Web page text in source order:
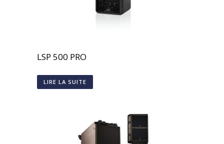
LSP 500 PRO
LIRE LA SUITE